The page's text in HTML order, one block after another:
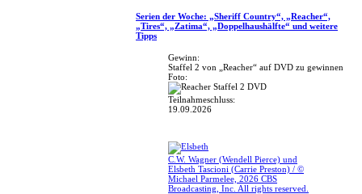
Serien der Woche: „Sheriff Country“, „Reacher“,
„Tires“, „Zatima“, „Doppelhaushälfte“ und weitere
Tipps
Gewinn:
Staffel 2 von „Reacher“ auf DVD zu gewinnen
Foto:
Teilnahmeschluss:
19.09.2026
C.W. Wagner (Wendell Pierce) und
Elsbeth Tascioni (Carrie Preston) / ©
Michael Parmelee, 2026 CBS
Broadcasting, Inc. All rights reserved.